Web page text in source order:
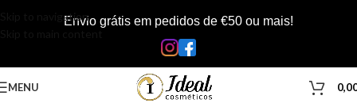
Skip to navigationEnvio grátis em pedidos de €50 ou mais!
MENU